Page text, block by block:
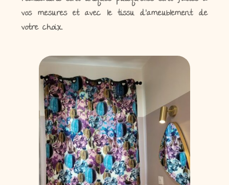
vos mesures et avec le tissu d’ameublement de
votre choix.